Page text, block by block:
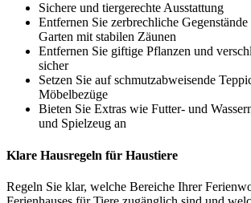
Sichere und tiergerechte Ausstattung
Entfernen Sie zerbrechliche
Garten mit stabilen Zäunen
Entfernen Sie giftige Pflanzen und
sicher
Setzen Sie auf schmutzabweisende
Möbelbezüge
Bieten Sie Extras wie Futter- und
und Spielzeug an
Klare Hausregeln für Haustiere
Regeln Sie klar, welche Bereiche Ihrer